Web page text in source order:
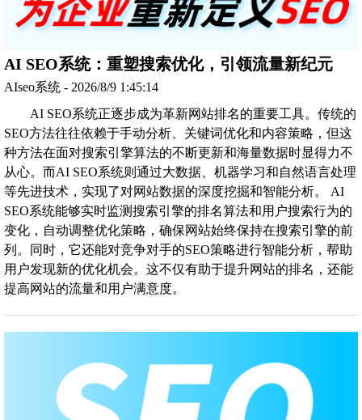
AI SEO系统：重塑搜索优化，引领流量新纪元
AIseo系统 - 2026/8/9 1:45:14
AI SEO系统正逐步成为革新网站排名的重要工具。传统的
SEO方法往往依赖于手动分析、关键词优化和内容策略，但这
种方法在面对搜索引擎算法的不断更新和海量数据时显得力不
从心。而AI SEO系统则通过大数据、机器学习和自然语言处理
等先进技术，实现了对网站数据的深度挖掘和智能分析。 AI
SEO系统能够实时监测搜索引擎的排名算法和用户搜索行为的
变化，自动调整优化策略，确保网站始终保持在搜索引擎的前
列。同时，它还能对竞争对手的SEO策略进行智能分析，帮助
用户发现新的优化机会。这不仅有助于提升网站的排名，还能
提高网站的流量和用户满意度。